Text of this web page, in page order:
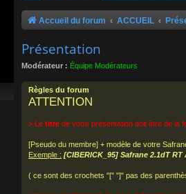
Accueil du forum ACCUEIL
Présentation
Modérateur : Équipe Modérateurs
Règles du forum
ATTENTION
> Le titre de votre présentation doit être de la
[Pseudo du membre] + modèle de votre
Exemple : [CIBERICK_95] Safrane 2.1dT RT
( ce sont des crochets "[" "]" pas des